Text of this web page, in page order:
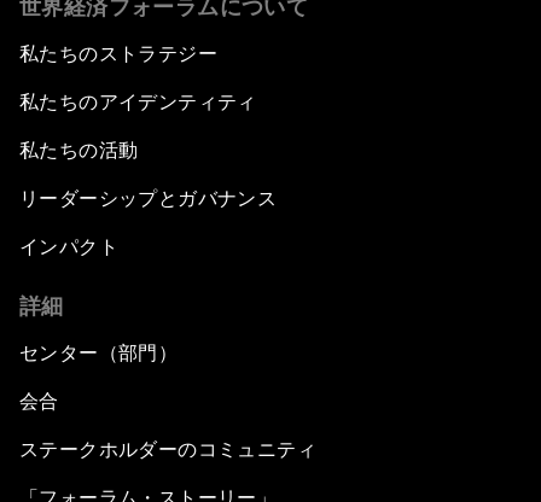
世界経済フォーラムについて
私たちのストラテジー
私たちのアイデンティティ
私たちの活動
リーダーシップとガバナンス
インパクト
詳細
センター（部門）
会合
ステークホルダーのコミュニティ